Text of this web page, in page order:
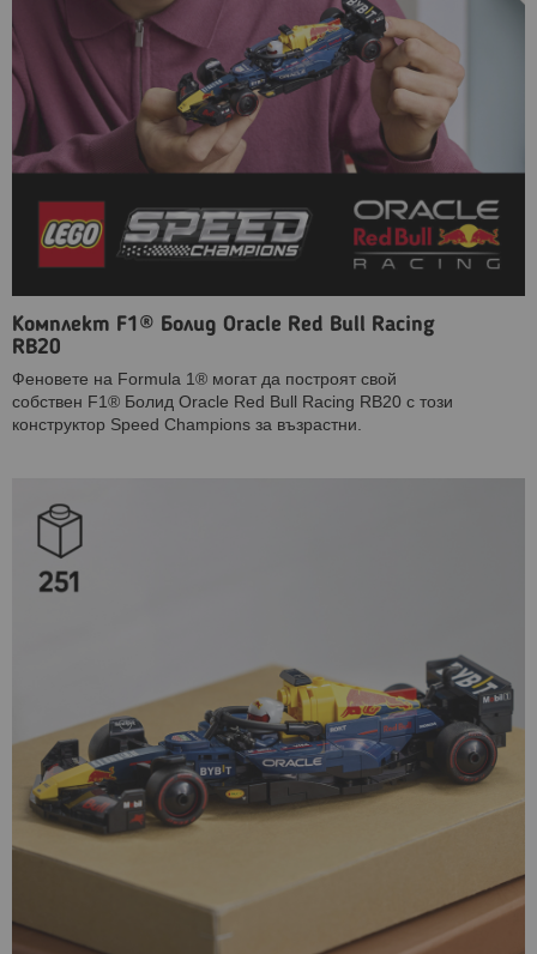
Комплект F1® Болид Oracle Red Bull Racing
RB20
Феновете на Formula 1® могат да построят свой
собствен F1® Болид Oracle Red Bull Racing RB20 с този
конструктор Speed Champions за възрастни.